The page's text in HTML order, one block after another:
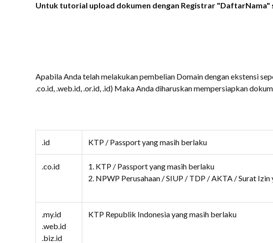
Untuk tutorial upload dokumen dengan Registrar "DaftarNama"
Apabila Anda telah melakukan pembelian Domain dengan ekstensi
.co.id, .web.id, .or.id, .id) Maka Anda diharuskan mempersiapkan
.id KTP / Passport yang masih berlaku
.co.id
1. KTP / Passport yang masih berlaku
2. NPWP Perusahaan / SIUP / TDP / AKTA / Surat Izin
.my.id
.web.id
.biz.id
KTP Republik Indonesia yang masih berlaku